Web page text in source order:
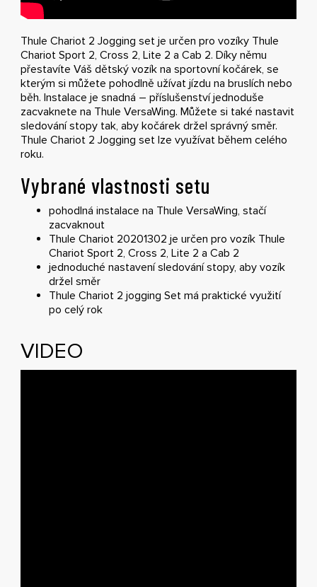
Thule Chariot 2 Jogging set je určen pro vozíky Thule
Chariot Sport 2, Cross 2, Lite 2 a Cab 2. Díky němu
přestavíte Váš dětský vozík na sportovní kočárek, se
kterým si můžete pohodlně užívat jízdu na bruslích nebo
běh. Instalace je snadná – příslušenství jednoduše
zacvaknete na Thule VersaWing. Můžete si také nastavit
sledování stopy tak, aby kočárek držel správný směr.
Thule Chariot 2 Jogging set lze využívat během celého
roku.
Vybrané vlastnosti setu
pohodlná instalace na Thule VersaWing, stačí
zacvaknout
Thule Chariot 20201302 je určen pro vozík Thule
Chariot Sport 2, Cross 2, Lite 2 a Cab 2
jednoduché nastavení sledování stopy, aby vozík
držel směr
Thule Chariot 2 jogging Set má praktické využití
po celý rok
VIDEO